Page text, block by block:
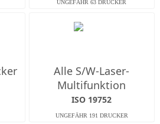
Alle S/W-Laser-
Multifunktion
ISO 19752